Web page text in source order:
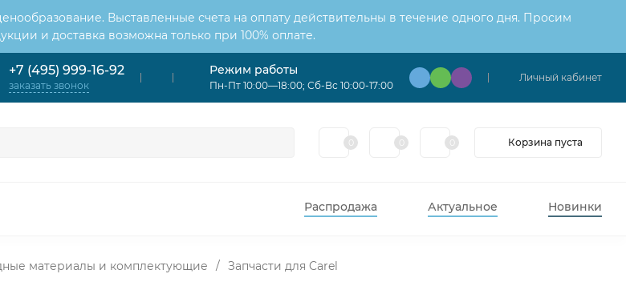
Выставленные счета на оплату действительны в течение одного дня. Просим
и доставка возможна только при 100% оплате.
+7 (495) 999-16-92
заказать звонок
Режим работы
Пн-Пт 10:00—18:00; Сб-Вс 10:00-17:00
Личный кабинет
Корзина пуста
Распродажа Актуальное Новинки
материалы и комплектующие / Запчасти для Carel